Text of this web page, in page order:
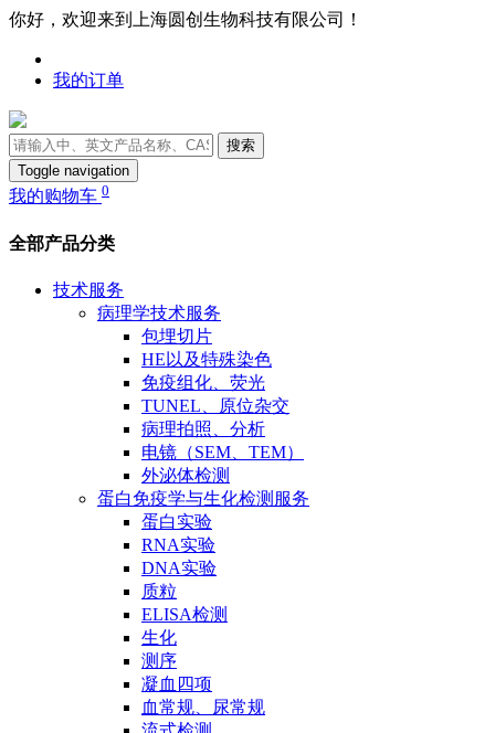
你好，欢迎来到上海圆创生物科技有限公司！
我的订单
搜索
Toggle navigation
我的购物车 0
全部产品分类
技术服务
病理学技术服务
包埋切片
HE以及特殊染色
免疫组化、荧光
TUNEL、原位杂交
病理拍照、分析
电镜（SEM、TEM）
外泌体检测
蛋白免疫学与生化检测服务
蛋白实验
RNA实验
DNA实验
质粒
ELISA检测
生化
测序
凝血四项
血常规、尿常规